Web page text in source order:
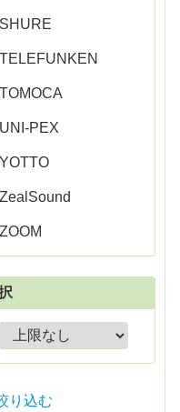
SHURE
TELEFUNKEN
TOMOCA
UNI-PEX
YOTTO
ZealSound
ZOOM
り込む